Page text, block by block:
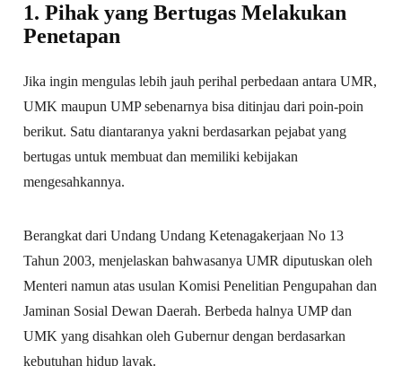
1. Pihak yang Bertugas Melakukan
Penetapan
Jika ingin mengulas lebih jauh perihal perbedaan antara UMR,
UMK maupun UMP sebenarnya bisa ditinjau dari poin-poin
berikut. Satu diantaranya yakni berdasarkan pejabat yang
bertugas untuk membuat dan memiliki kebijakan
mengesahkannya.
Berangkat dari Undang Undang Ketenagakerjaan No 13
Tahun 2003, menjelaskan bahwasanya UMR diputuskan oleh
Menteri namun atas usulan Komisi Penelitian Pengupahan dan
Jaminan Sosial Dewan Daerah. Berbeda halnya UMP dan
UMK yang disahkan oleh Gubernur dengan berdasarkan
kebutuhan hidup layak.